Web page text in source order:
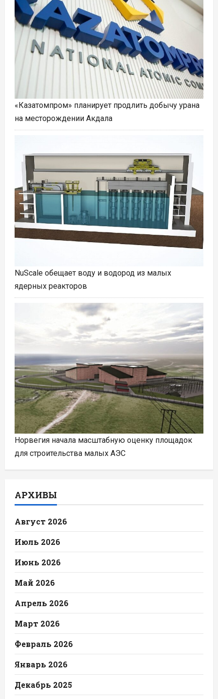
«Казатомпром» планирует продлить добычу урана
на месторождении Акдала
NuScale обещает воду и водород из малых
ядерных реакторов
Норвегия начала масштабную оценку площадок
для строительства малых АЭС
АРХИВЫ
Август 2026
Июль 2026
Июнь 2026
Май 2026
Апрель 2026
Март 2026
Февраль 2026
Январь 2026
Декабрь 2025